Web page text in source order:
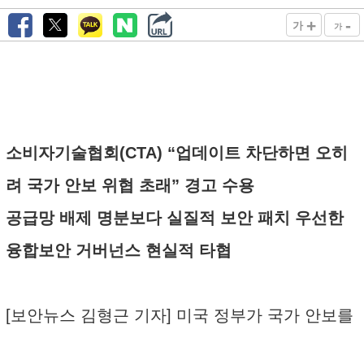
가 + 가 -
소비자기술협회(CTA) “업데이트 차단하면 오히
려 국가 안보 위협 초래” 경고 수용
공급망 배제 명분보다 실질적 보안 패치 우선한
융합보안 거버넌스 현실적 타협
[보안뉴스 김형근 기자] 미국 정부가 국가 안보를